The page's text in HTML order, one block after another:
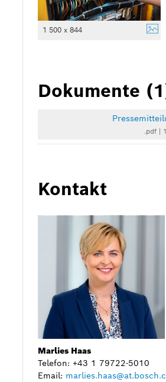
1 500 x 844
Dokumente
.pdf
Kontakt
Marlies Haas
Telefon: +43 1 79722-5010
Email: